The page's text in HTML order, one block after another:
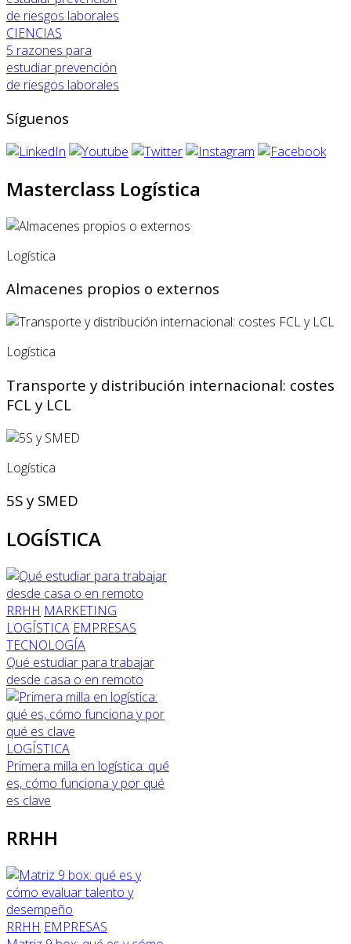
CIENCIAS
5 razones para
estudiar prevención
de riesgos laborales
Síguenos
Masterclass Logística
Logística
Almacenes propios o externos
Logística
Transporte y distribución internacional: costes
FCL y LCL
Logística
5S y SMED
LOGÍSTICA
RRHH MARKETING
LOGÍSTICA EMPRESAS
TECNOLOGÍA
Qué estudiar para trabajar
desde casa o en remoto
LOGÍSTICA
Primera milla en logística: qué
es, cómo funciona y por qué
es clave
RRHH
RRHH EMPRESAS